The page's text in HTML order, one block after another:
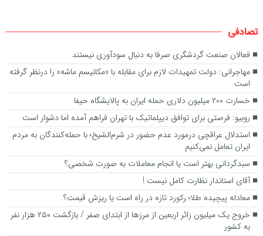
تصادفی
فعالان صنعت گردشگری صرفا به دنبال سودآوری نیستند
مهاجرانی: دولت تمهیدات لازم برای مقابله با «مکانیسم ماشه» را درنظر گرفته
است
خسارت ۲۰۰ میلیون دلاری حمله ایران به پالایشگاه حیفا
روبیو: فرصتی برای توافق دیپلماتیک با تهران فراهم آمده اما دشوار است
استدلال عراقچی درمورد عدم حضور در شرم‌الشیخ؛ با حمله‌کنندگان به مردم
ایران تعامل نمی‌کنیم
سبدگردانی بهتر است یا انجام معاملات به صورت شخصی؟
آقای استاندار نظارت کامل نیست !
معادله پیچیده طلا؛ رکورد تازه در راه است یا ریزش قیمت؟
خروج یک میلیون زائر اربعین از مرزها از ابتدای صفر / بازگشت ۲۵۰ هزار نفر
به کشور